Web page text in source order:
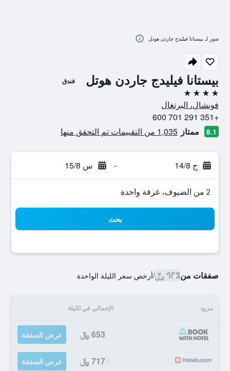
بيستانا فيليدج جاردن هوتل فندق
4 نجوم
فونشال، البرتغال
+351 291 701 600
8.1 ممتاز 1,035 من التقييمات تم التحقق منها
ج 14/8 - س 15/8
2 من الضيوف، غرفة واحدة
بحث
صفقات من653 ﷼ /أرخص سعر الليلة الواحدة
مزود الإجمالي في الليلة
653 ﷼ عرض الصفقة
717 ﷼ عرض الصفقة
صور لـ بيستانا فيليدج جاردن هوتل